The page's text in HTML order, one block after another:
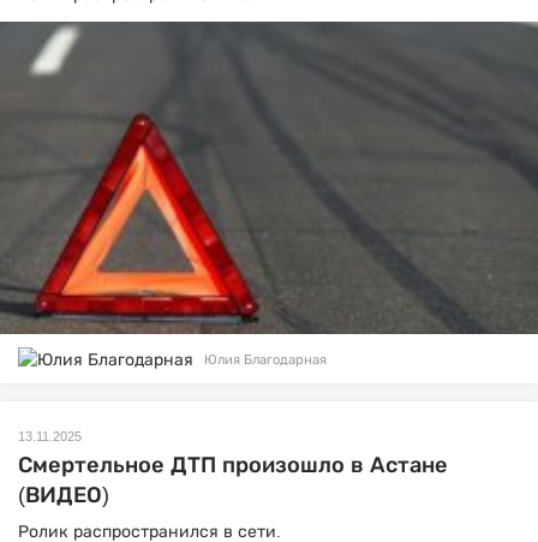
Юлия Благодарная
13.11.2025
Смертельное ДТП произошло в Астане
(ВИДЕО)
Ролик распространился в сети.